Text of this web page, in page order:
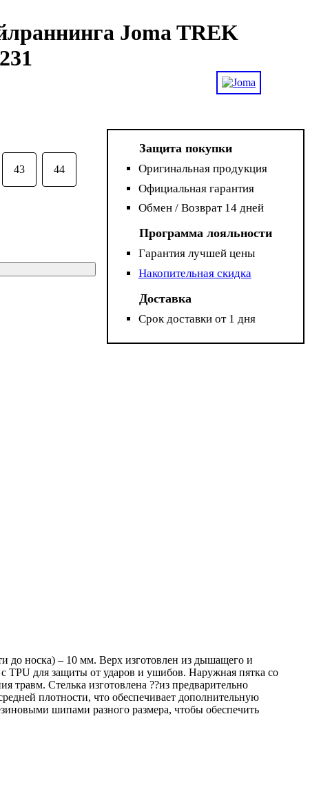
Joma TREK
43 44
Защита покупки
Оригинальная продукция
Официальная гарантия
Обмен / Возврат 14 дней
Программа лояльности
Гарантия лучшей цены
Накопительная скидка
Доставка
Срок доставки от 1 дня
до носка) – 10 мм. Верх изготовлен из дышащего и
TPU для защиты от ударов и ушибов. Наружная пятка со
Стелька изготовлена ??из предварительно
плотности, что обеспечивает дополнительную
шипами разного размера, чтобы обеспечить